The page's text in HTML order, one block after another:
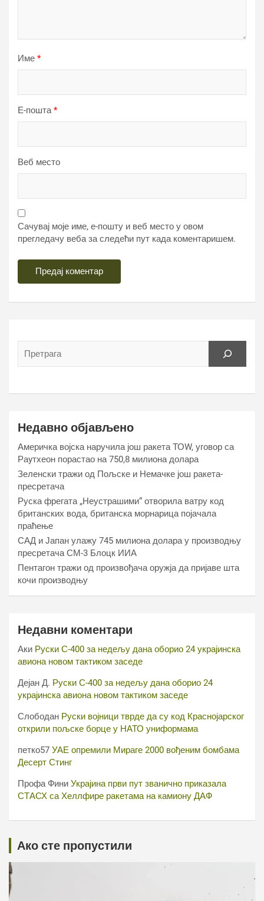
Име *
Е-пошта*
Веб место
Сачувај моје име, е-пошту и веб место у овом
прегледачу веба за следећи пут када коментаришем.
Недавно објављено
Америчка војска наручила још ракета ТОW, уговор са
Раyтхеон порастао на 750,8 милиона долара
Зеленски тражи од Пољске и Немачке још ракета-
пресретача
Руска фрегата „Неустрашими“ отворила ватру код
британских вода, британска морнарица појачала
праћење
САД и Јапан улажу 745 милиона долара у производњу
пресретача СМ-3 Блоцк ИИА
Пентагон тражи од произвођача оружја да пријаве шта
кочи производњу
Недавни коментари
Аки Руски С-400 за недељу дана оборио 24 украјинска
авиона новом тактиком заседе
Дејан Д. Руски С-400 за недељу дана оборио 24
украјинска авиона новом тактиком заседе
Слободан Руски војници тврде да су код Краснојарског
открили пољске борце у НАТО униформама
петко57 УАЕ опремили Мираге 2000 вођеним бомбама
Десерт Стинг
Профа Фини Украјина први пут званично приказала
СТАСХ са Хеллфире ракетама на камиону ДАФ
Ако сте пропустили